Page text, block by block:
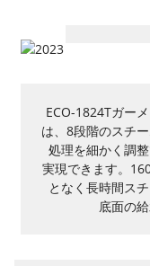
ECO-1824Tガー
は、8段階のスチ
処理を細かく調
実現できます。
となく長時間ス
底面の